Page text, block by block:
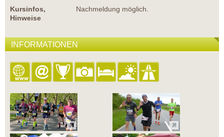
Kursinfos,
Hinweise
Nachmeldung möglich.
INFORMATIONEN